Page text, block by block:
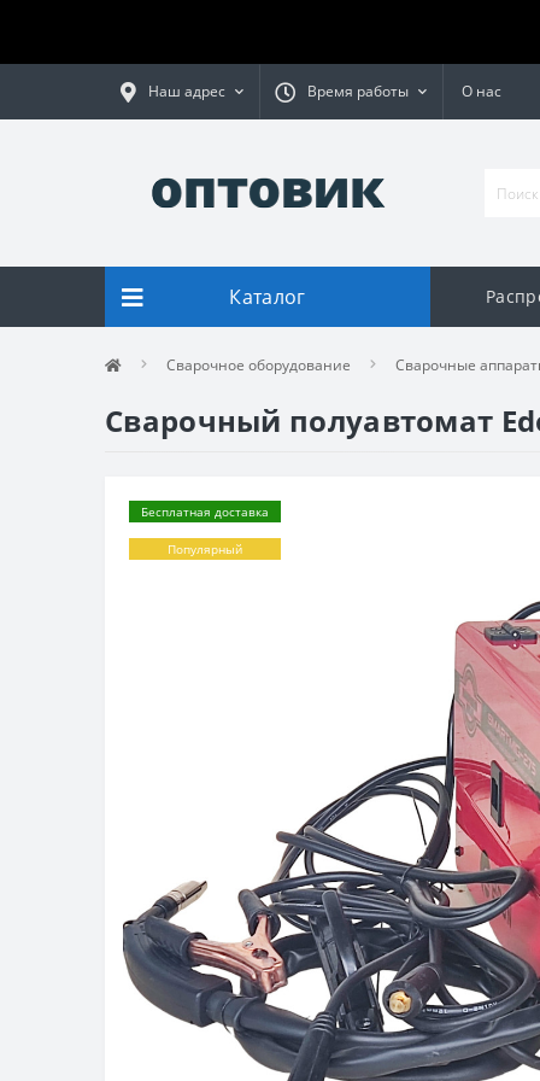
Наш адрес Время работы О нас
Каталог
Сварочное оборудование Сварочные
Сварочный полуавтомат
Бесплатная доставка
Популярный